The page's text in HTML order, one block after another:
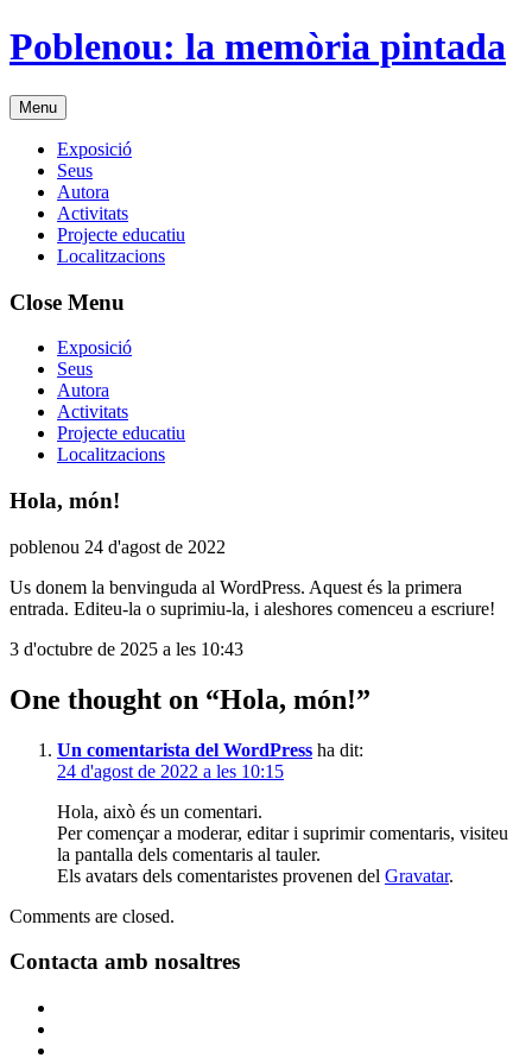
Skip
to
Poblenou: la memòria pintada
Menu
Exposició
Seus
Autora
Activitats
Projecte educatiu
Localitzacions
Close Menu
Exposició
Seus
Autora
Activitats
Projecte educatiu
Localitzacions
Hola, món!
poblenou 24 d'agost de 2022
Us donem la benvinguda al WordPress. Aquest és la primera
entrada. Editeu-la o suprimiu-la, i aleshores comenceu a escriure!
3 d'octubre de 2025 a les 10:43
One thought on “Hola, món!”
Un comentarista del WordPress ha dit:
24 d'agost de 2022 a les 10:15
Hola, això és un comentari.
Per començar a moderar, editar i suprimir comentaris, visiteu
la pantalla dels comentaris al tauler.
Els avatars dels comentaristes provenen del Gravatar.
Comments are closed.
Contacta amb nosaltres